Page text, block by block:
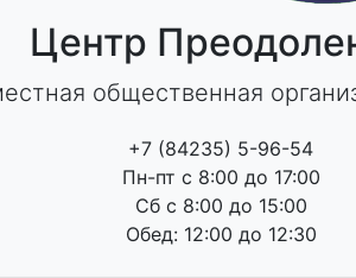
Центр
общественная
+7 (84235) 5-96-54
Пн-пт с 8:00 до 17:00
Сб с 8:00 до 15:00
Обед: 12:00 до 12:30